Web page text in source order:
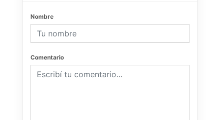
Nombre
Comentario